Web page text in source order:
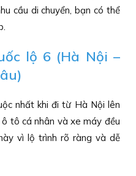
cầu di chuyển, bạn có thể
lộ 6 (Hà Nội –
nhất khi đi từ Hà Nội lên
tô cá nhân và xe máy đều
vì lộ trình rõ ràng và dễ